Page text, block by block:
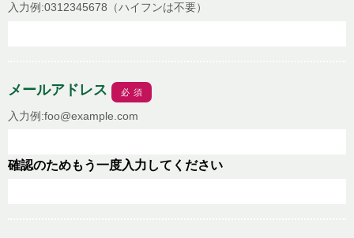
入力例:0312345678（ハイフンは不要）
メールアドレス 必須
入力例:foo@example.com
確認のためもう一度入力してください